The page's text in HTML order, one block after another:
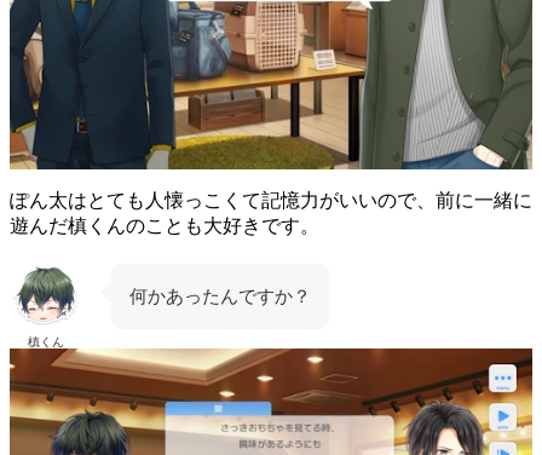
ぽん太はとても人懐っこくて記憶力がいいので、前に一緒に
遊んだ槙くんのことも大好きです。
槙くん
何かあったんですか？